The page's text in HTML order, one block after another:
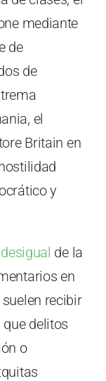
mediante
de
de
el
Britain en
y
de la
en
recibir
delitos
o